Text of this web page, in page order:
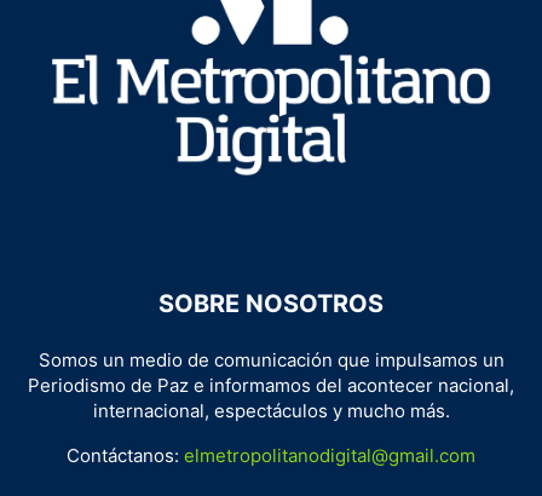
SOBRE NOSOTROS
Somos un medio de comunicación que impulsamos un
Periodismo de Paz e informamos del acontecer nacional,
internacional, espectáculos y mucho más.
Contáctanos: elmetropolitanodigital@gmail.com